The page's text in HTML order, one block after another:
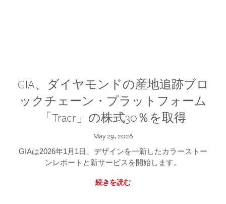
GIA、ダイヤモンドの産地追跡ブロ
ックチェーン・プラットフォーム
「Tracr」の株式30％を取得
May 29, 2026
GIAは2026年1月1日、デザインを一新したカラーストー
ンレポートと新サービスを開始します。
続きを読む